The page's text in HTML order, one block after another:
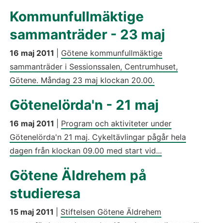
Kommunfullmäktige
sammanträder - 23 maj
16 maj 2011
Götene kommunfullmäktige
sammanträder i Sessionssalen, Centrumhuset,
Götene. Måndag 23 maj klockan 20.00.
Götenelörda'n - 21 maj
16 maj 2011
Program och aktiviteter under
Götenelörda'n 21 maj. Cykeltävlingar pågår hela
dagen från klockan 09.00 med start vid...
Götene Äldrehem på
studieresa
15 maj 2011
Stiftelsen Götene Äldrehem